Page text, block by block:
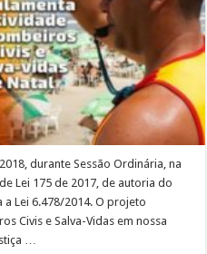
durante Sessão Ordinária, na
Lei 175 de 2017, de autoria do
a Lei 6.478/2014. O projeto
Civis e Salva-Vidas em nossa
…